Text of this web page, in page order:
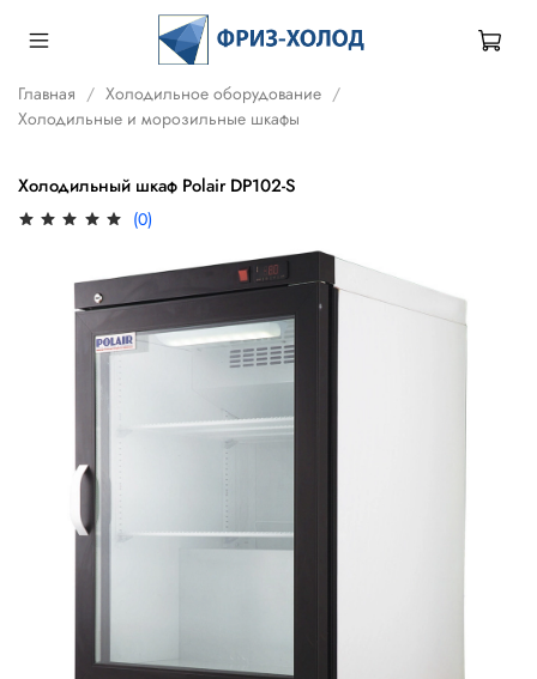
Главная
Холодильное оборудование
Холодильные и морозильные шкафы
Холодильный шкаф Polair DP102-S
(0)